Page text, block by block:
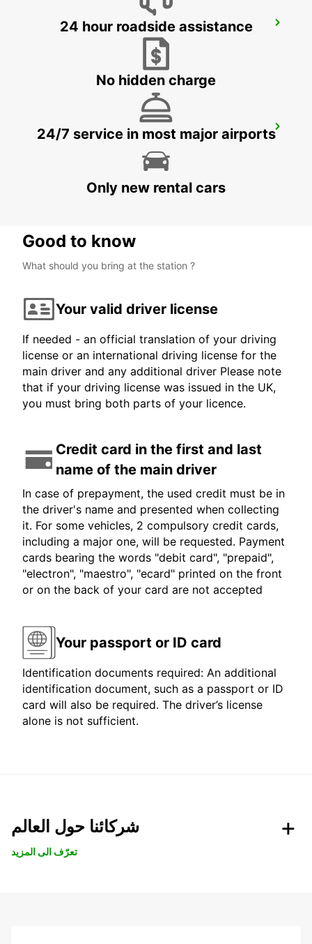
AKUREYRI
AKUREYRI HARBOUR
24 hour roadside assistance
No hidden charge
24/7 service in most major airports
Only new rental cars
Good to know
What should you bring at the station ?
Your valid driver license
If needed - an official translation of your driving
license or an international driving license for the
main driver and any additional driver Please note
that if your driving license was issued in the UK,
you must bring both parts of your licence.
Credit card in the first and last
name of the main driver
In case of prepayment, the used credit must be in
the driver's name and presented when collecting
it. For some vehicles, 2 compulsory credit cards,
including a major one, will be requested. Payment
cards bearing the words "debit card", "prepaid",
"electron", "maestro", "ecard" printed on the front
or on the back of your card are not accepted
Your passport or ID card
Identification documents required: An additional
identification document, such as a passport or ID
card will also be required. The driver’s license
alone is not sufficient.
شركائنا حول العالم
تعرّف الى المزيد